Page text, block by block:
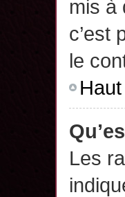
mis à
c’est
le
Haut
Les